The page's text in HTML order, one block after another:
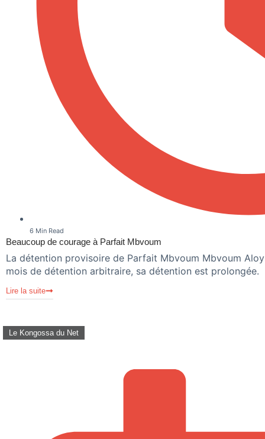
6 Min Read
Beaucoup de courage à Parfait Mbvoum
La détention provisoire de Parfait Mbvoum Mbvoum
mois de détention arbitraire, sa détention est prolongée.
Lire la suite
Le Kongossa du Net